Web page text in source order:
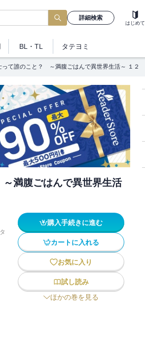
詳細検索
はじめて
BL・TL タテヨミ
って誰のこと？ ～満腹ごはんで異世界生活～ １２
満腹ごはんで異世界生活
購入手続きに進む
カートに入れる
お気に入り
試し読み
ほかの巻を見る